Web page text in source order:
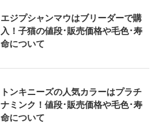
エジプシャンマウはブリーダーで購
入！子猫の値段･販売価格や毛色･寿
命について
トンキニーズの人気カラーはプラチ
ナミンク！値段･販売価格や毛色･寿
命について